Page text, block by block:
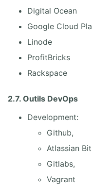
Digital Ocean
Google Cloud
Linode
ProfitBricks
Rackspace
2.7. Outils DevOps
Development:
Github,
Atlassian
Gitlabs,
Vagrant